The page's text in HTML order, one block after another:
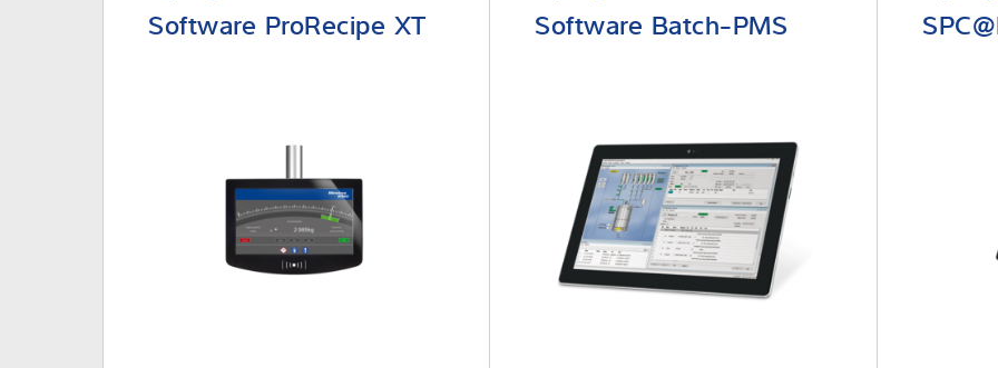
Software ProRecipe XT Software Batch-PMS